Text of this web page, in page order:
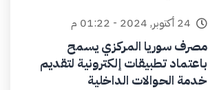
24 أكتوبر, 2024 - 01:22 م
مصرف سوريا المركزي يسمح
باعتماد تطبيقات إلكترونية لتقديم
خدمة الحوالات الداخلية